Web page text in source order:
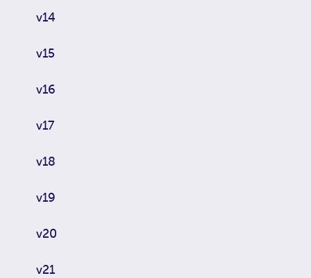
v14
v15
v16
v17
v18
v19
v20
v21